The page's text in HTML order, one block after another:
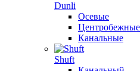
Dunli
Осевые
Центробежные
Канальные
Shuft